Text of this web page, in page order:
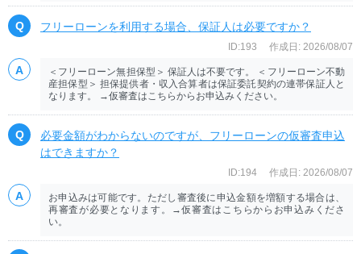
フリーローンを利用する場合、保証人は必要ですか？
ID:193 作成日: 2026/08/07
＜フリーローン無担保型＞ 保証人は不要です。 ＜フリーローン不動
産担保型＞ 担保提供者・収入合算者は保証委託契約の連帯保証人と
なります。 →仮審査はこちらからお申込みください。
必要金額がわからないのですが、フリーローンの仮審査申込
はできますか？
ID:194 作成日: 2026/08/07
お申込みは可能です。ただし審査後に申込金額を増額する場合は、
再審査が必要となります。→仮審査はこちらからお申込みくださ
い。